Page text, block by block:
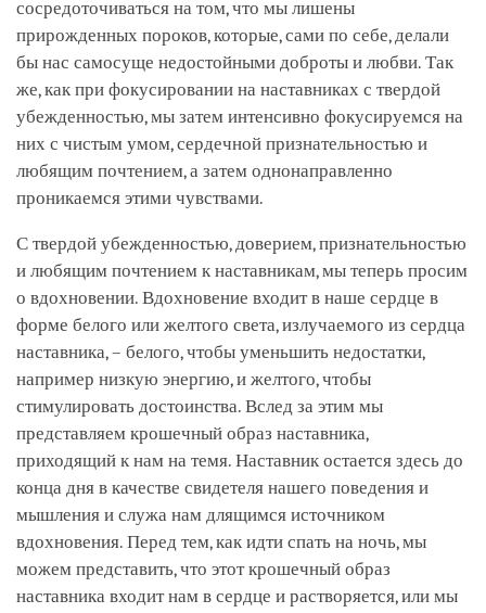
сосредоточиваться на том, что мы лишены
прирожденных пороков, которые, сами по себе, делали
бы нас самосуще недостойными доброты и любви. Так
же, как при фокусировании на наставниках с твердой
убежденностью, мы затем интенсивно фокусируемся на
них с чистым умом, сердечной признательностью и
любящим почтением, а затем однонаправленно
проникаемся этими чувствами.
С твердой убежденностью, доверием, признательностью
и любящим почтением к наставникам, мы теперь просим
о вдохновении. Вдохновение входит в наше сердце в
форме белого или желтого света, излучаемого из сердца
наставника, – белого, чтобы уменьшить недостатки,
например низкую энергию, и желтого, чтобы
стимулировать достоинства. Вслед за этим мы
представляем крошечный образ наставника,
приходящий к нам на темя. Наставник остается здесь до
конца дня в качестве свидетеля нашего поведения и
мышления и служа нам длящимся источником
вдохновения. Перед тем, как идти спать на ночь, мы
можем представить, что этот крошечный образ
наставника входит нам в сердце и растворяется, или мы